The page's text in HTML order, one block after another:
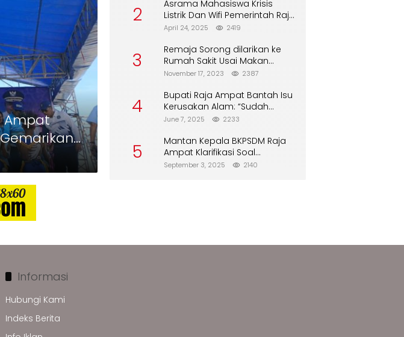
Ampat
2
Asrama Mahasiswa Krisis
Listrik Dan Wifi Pemerintah Raja
Ampat Alasan Tunggu DPA
April 24, 2025 2419
3
Remaja Sorong dilarikan ke
Rumah Sakit Usai Makan
Biskuit dari Alfamart
November 17, 2023 2387
4
Bupati Raja Ampat Bantah Isu
Kerusakan Alam: “Sudah
Direboisasi dan Tidak Merusak
June 7, 2025 2233
5
Mantan Kepala BKPSDM Raja
Ampat Klarifikasi Soal
Pergantian Jabatan
September 3, 2025 2140
Informasi
Hubungi Kami
Indeks Berita